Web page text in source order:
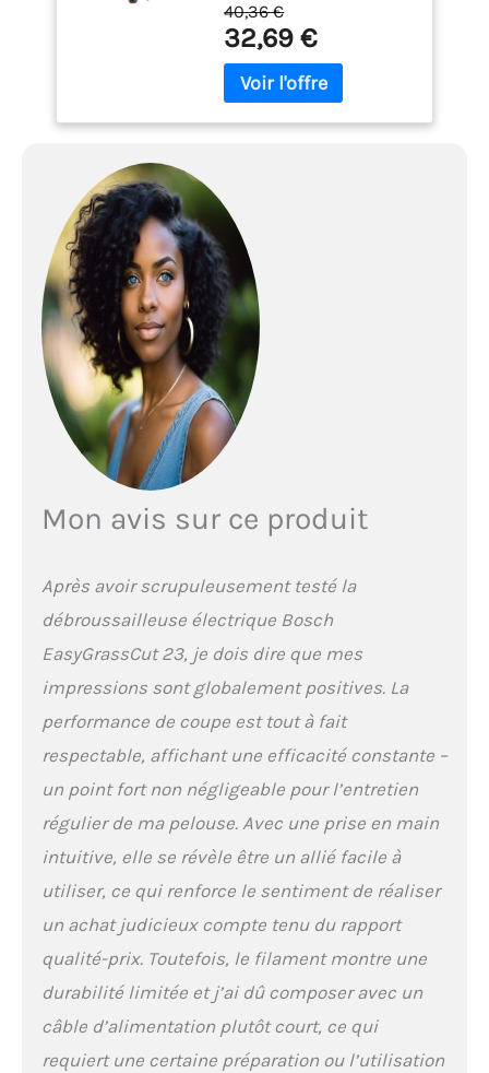
position de travail
confortable: Léger et
stable avec poignée
supplémentaire réglable
continue grâce à
l'alimentation de filetage
activée à chaque
relâchement de
l'interrupteur, de sorte que
le réglage manuel ne soit
pas nécessaire Moteur
puissant : pour une
performance de coupe
optimale Contenu de la
boîte : EasyGrassCut 23,
40,36 €
32,69 €
Mon avis sur ce produit
Après avoir scrupuleusement testé la
débroussailleuse électrique Bosch
EasyGrassCut 23, je dois dire que mes
impressions sont globalement positives. La
performance de coupe est tout à fait
respectable, affichant une efficacité constante –
un point fort non négligeable pour l’entretien
régulier de ma pelouse. Avec une prise en main
intuitive, elle se révèle être un allié facile à
utiliser, ce qui renforce le sentiment de réaliser
un achat judicieux compte tenu du rapport
qualité-prix. Toutefois, le filament montre une
durabilité limitée et j’ai dû composer avec un
câble d’alimentation plutôt court, ce qui
requiert une certaine préparation ou l’utilisation